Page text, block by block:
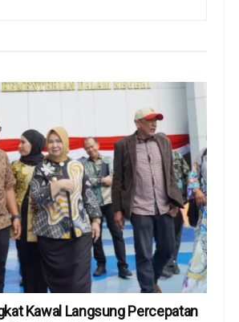
Kawal Langsung Percepatan